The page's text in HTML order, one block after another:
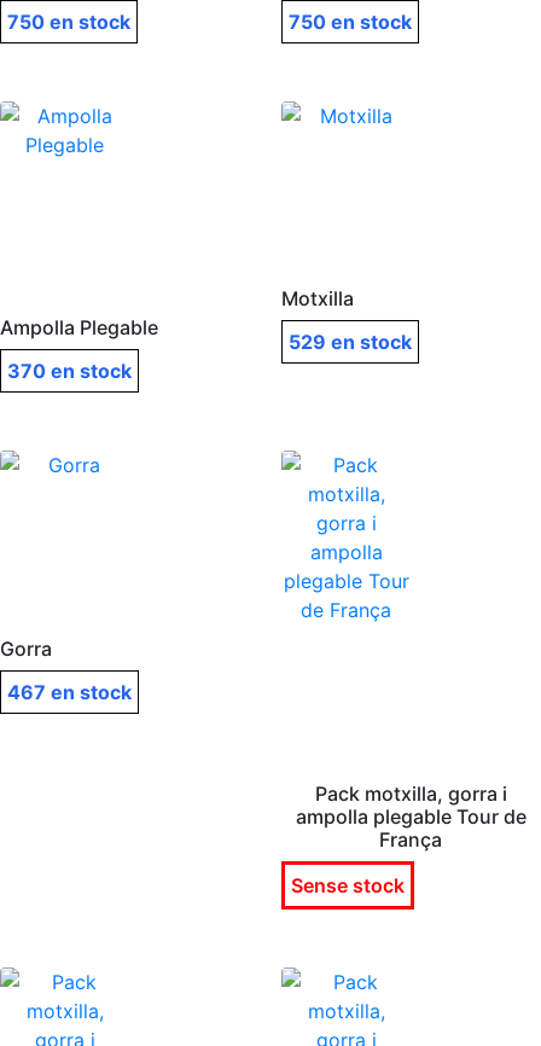
750 en stock 750 en stock
Ampolla Plegable
370 en stock
Motxilla
529 en stock
Gorra
467 en stock
Pack motxilla, gorra i
ampolla plegable Tour de
França
Sense stock